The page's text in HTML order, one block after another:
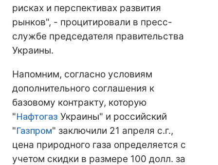
рисках и перспективах развития
рынков", - процитировали в пресс-
службе председателя правительства
Украины.
Напомним, согласно условиям
дополнительного соглашения к
базовому контракту, которую
"Нафтогаз Украины" и российский
"Газпром" заключили 21 апреля с.г.,
цена природного газа определяется с
учетом скидки в размере 100 долл. за